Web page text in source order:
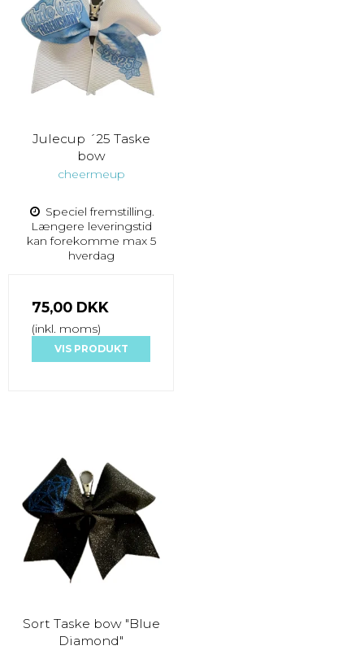
Julecup ´25 Taske
bow
cheermeup
Speciel fremstilling.
Længere leveringstid
kan forekomme max 5
hverdag
75,00 DKK
(inkl. moms)
VIS PRODUKT
Sort Taske bow "Blue
Diamond"